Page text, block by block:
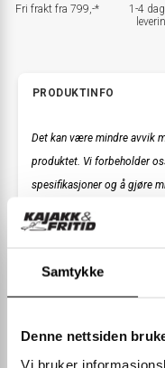
Samtykke
Denne nettsiden
Vi bruker
Fri frakt fra 799,-*
1-4
PRODUKTINFO
Det kan være mindre avvik
produktet. Vi forbeholder
spesifikasjoner og å gjøre
kan avvike fra det viste
gjelder kunder som ikke
kontroll bli kansellert